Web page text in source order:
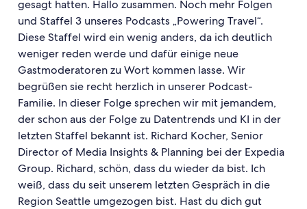
gesagt hatten. Hallo zusammen. Noch mehr Folgen
und Staffel 3 unseres Podcasts „Powering Travel“.
Diese Staffel wird ein wenig anders, da ich deutlich
weniger reden werde und dafür einige neue
Gastmoderatoren zu Wort kommen lasse. Wir
begrüßen sie recht herzlich in unserer Podcast-
Familie. In dieser Folge sprechen wir mit jemandem,
der schon aus der Folge zu Datentrends und KI in der
letzten Staffel bekannt ist. Richard Kocher, Senior
Director of Media Insights & Planning bei der Expedia
Group. Richard, schön, dass du wieder da bist. Ich
weiß, dass du seit unserem letzten Gespräch in die
Region Seattle umgezogen bist. Hast du dich gut